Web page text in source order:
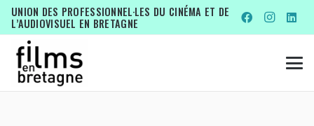
UNION DES PROFESSIONNEL·LES DU CINÉMA ET DE
L’AUDIOVISUEL EN BRETAGNE